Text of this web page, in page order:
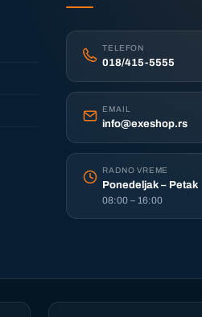
TELEFON
018/415-5555
EMAIL
info@exeshop.rs
RADNO VREME
Ponedeljak – Petak
08:00 – 16:00